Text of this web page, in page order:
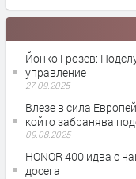
Йонко Грозев:
управление
27.09.2025
Влезе в сила
който забранява
09.08.2025
HONOR 400 идва с
досега